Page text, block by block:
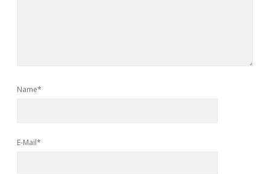
Name*
E-Mail*